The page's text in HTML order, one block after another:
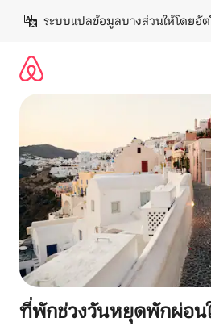
เนื้อหา
ระบบแปลข้อมูลบางส่วนให้โดยอั
ที่พักช่วงวันหยุดพักผ่อนใ